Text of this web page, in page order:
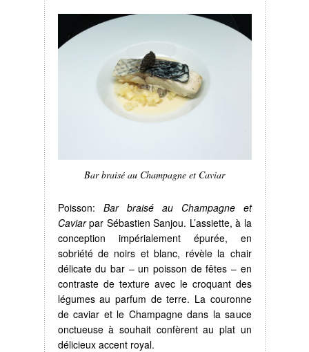
Bar braisé au Champagne et Caviar
Poisson: Bar braisé au Champagne et
Caviarpar Sébastien Sanjou. L’assiette, à la
conception impérialement épurée, en
sobriété de noirs et blanc, révèle la chair
délicate du bar – un poisson de fêtes – en
contraste de texture avec le croquant des
légumes au parfum de terre. La couronne
de caviar et le Champagne dans la sauce
onctueuse à souhait confèrent au plat un
délicieux accent royal.